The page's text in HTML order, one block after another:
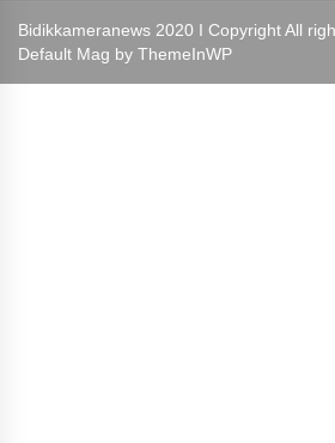
Bidikkameranews 2020 I Copyright All
Default Mag by ThemeInWP